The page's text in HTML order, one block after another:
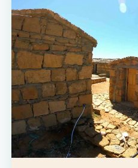
patrimoine lo…